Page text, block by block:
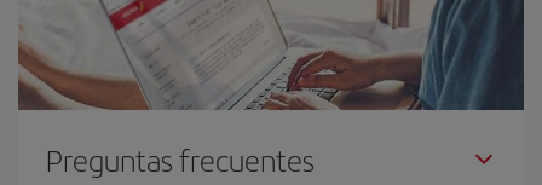
Preguntas frecuentes